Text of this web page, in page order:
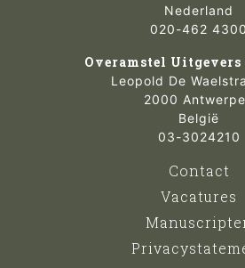
Nederland
020-462 4300
Overamstel Uitgevers
Leopold De
2000
België
03-3024210
Contact
Vacatures